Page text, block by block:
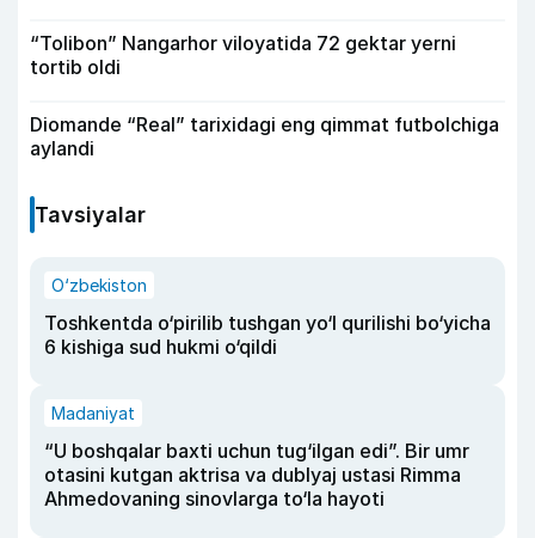
“Tolibon” Nangarhor viloyatida 72 gektar yerni
tortib oldi
Diomande “Real” tarixidagi eng qimmat futbolchiga
aylandi
Tavsiyalar
O‘zbekiston
Toshkentda o‘pirilib tushgan yo‘l qurilishi bo‘yicha
6 kishiga sud hukmi o‘qildi
Madaniyat
“U boshqalar baxti uchun tug‘ilgan edi”. Bir umr
otasini kutgan aktrisa va dublyaj ustasi Rimma
Ahmedovaning sinovlarga to‘la hayoti